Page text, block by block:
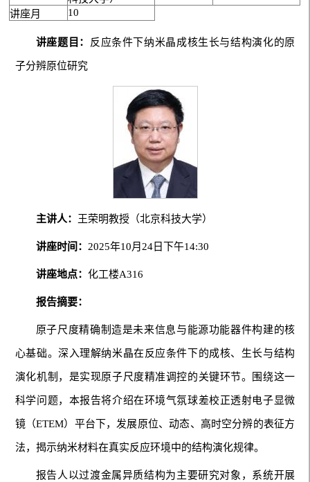
讲座月 10
讲座题目： 反应条件下纳米晶成核生长与结构演化的原
子分辨原位研究
主讲人： 王荣明教授（北京科技大学）
讲座时间： 2025年10月24日下午14:30
讲座地点： 化工楼A316
报告摘要：
原子尺度精确制造是未来信息与能源功能器件构建的核
心基础。深入理解纳米晶在反应条件下的成核、生长与结构
演化机制，是实现原子尺度精准调控的关键环节。围绕这一
科学问题，本报告将介绍在环境气氛球差校正透射电子显微
镜（ETEM）平台下，发展原位、动态、高时空分辨的表征方
法，揭示纳米材料在真实反应环境中的结构演化规律。
报告人以过渡金属异质结构为主要研究对象，系统开展